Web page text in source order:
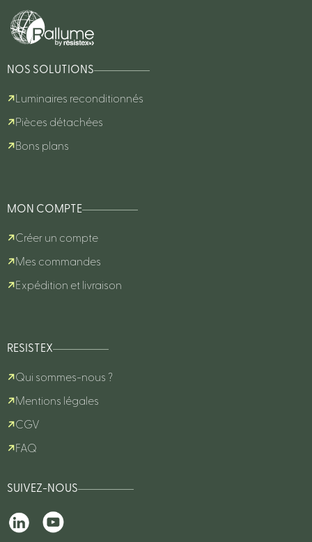
NOS SOLUTIONS
Luminaires reconditionnés
Pièces détachées
Bons plans
MON COMPTE
Créer un compte
Mes commandes
Expédition et livraison
RESISTEX
Qui sommes-nous ?
Mentions légales
CGV
FAQ
SUIVEZ-NOUS